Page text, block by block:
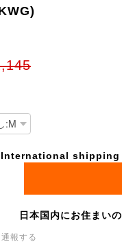
International shipping
日本国内にお住まい
通報する